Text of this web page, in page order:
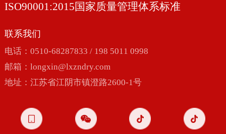
ISO90001:2015国家质量管理体系标准
联系我们
电话：0510-68287833 / 198 5011 0998
邮箱： longxin@lxzndry.com
地址：江苏省江阴市镇澄路2600-1号